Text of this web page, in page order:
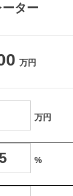
ター
万円
万円
%